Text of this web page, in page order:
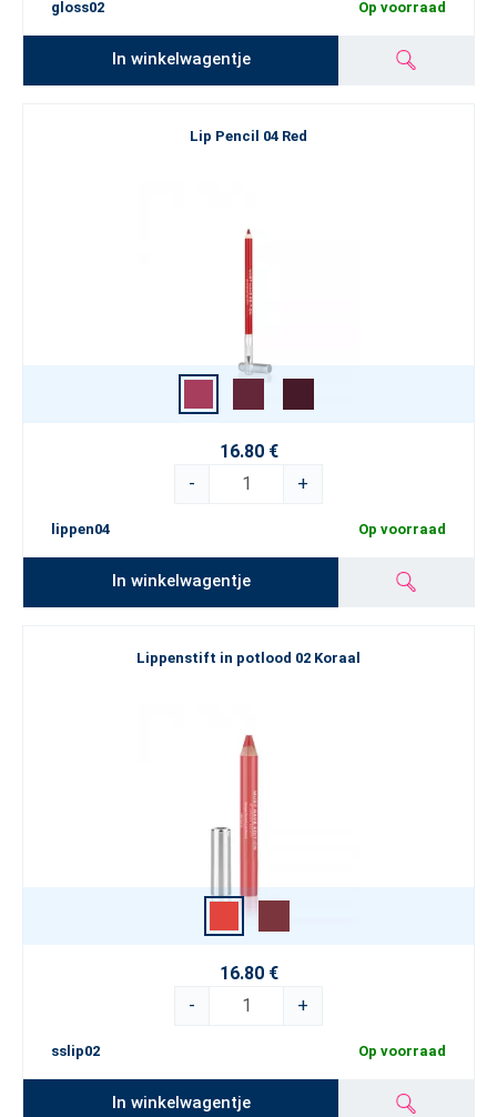
gloss02 Op voorraad
In winkelwagentje
Lip Pencil 04 Red
16.80 €
-
+
lippen04 Op voorraad
In winkelwagentje
Lippenstift in potlood 02 Koraal
16.80 €
-
+
sslip02 Op voorraad
In winkelwagentje